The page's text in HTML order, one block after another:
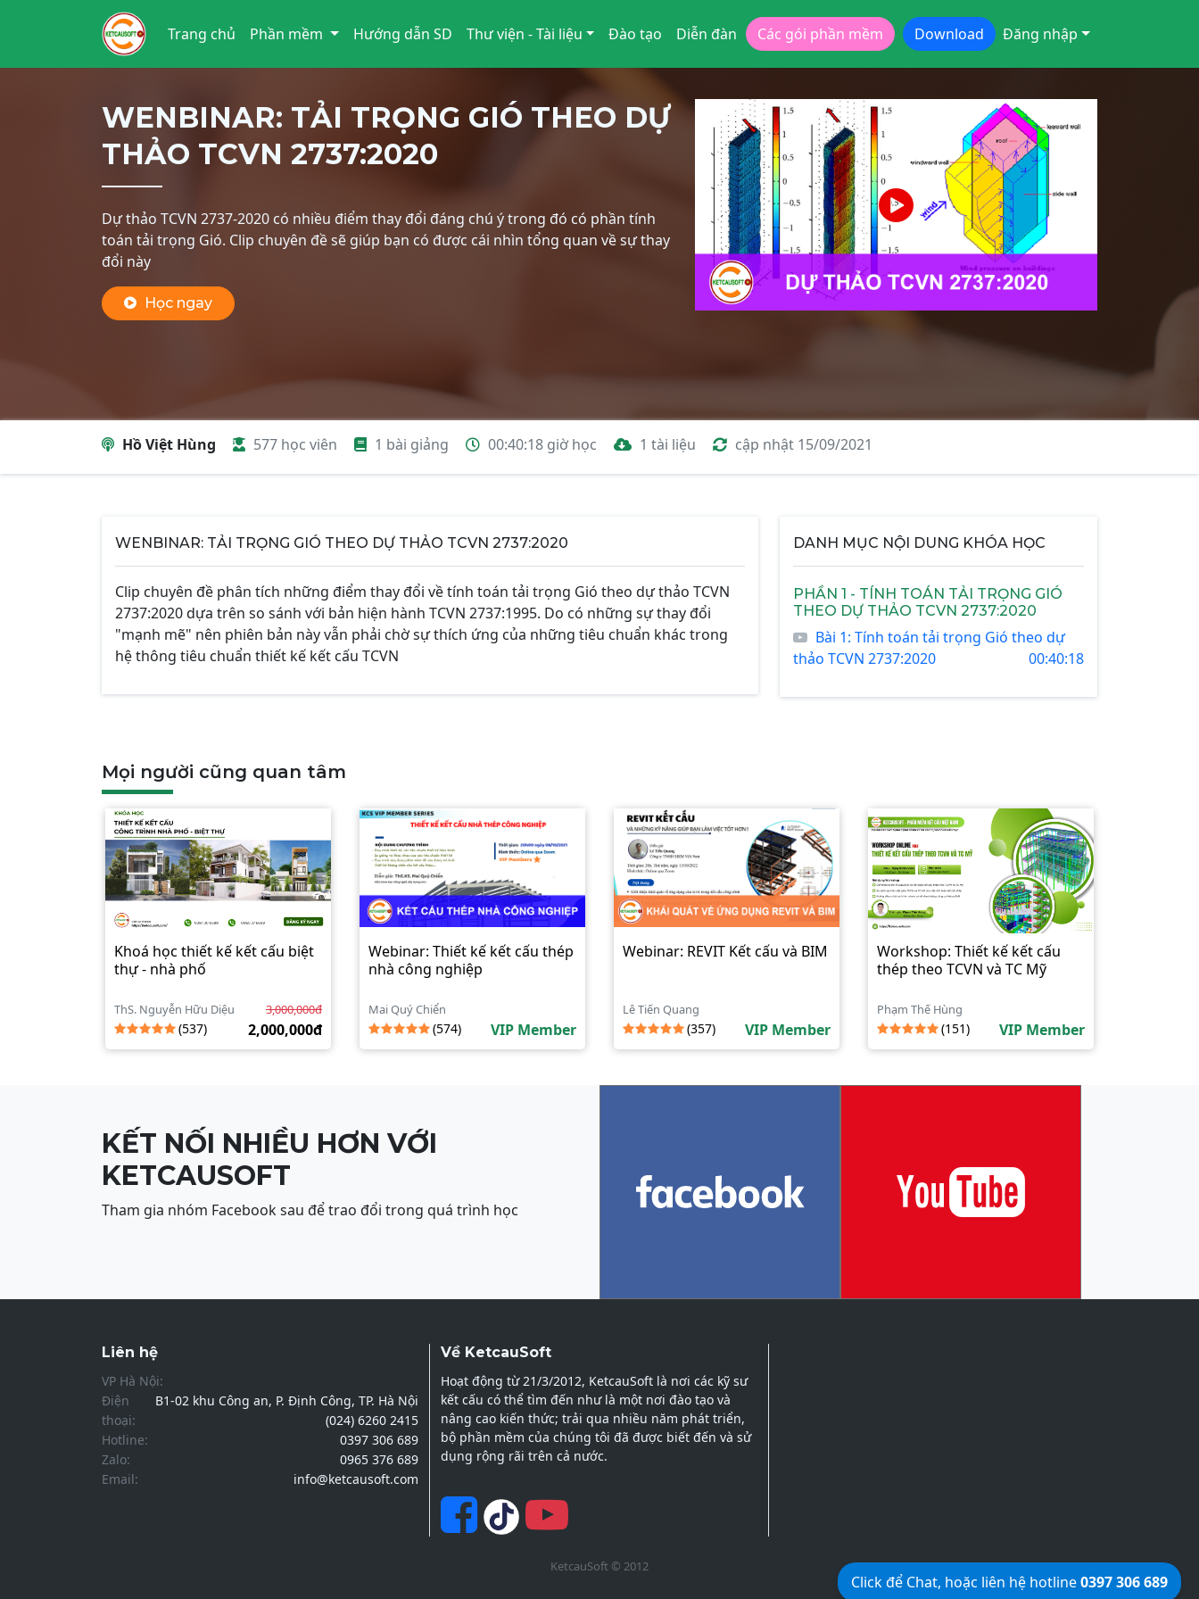
Trang chủ Phần mềm Hướng dẫn SD Thư viện - Tài liệu Đào tạo Diễn đàn Các gói phần mềm Download Đăng nhập
WENBINAR: TẢI TRỌNG GIÓ THEO DỰ
THẢO TCVN 2737:2020
Dự thảo TCVN 2737-2020 có nhiều điểm thay đổi đáng chú ý trong đó có phần tính
toán tải trọng Gió. Clip chuyên đề sẽ giúp bạn có được cái nhìn tổng quan về sự thay
đổi này
Học ngay
Hồ Việt Hùng 577 học viên 1 bài giảng 00:40:18 giờ học 1 tài liệu cập nhật 15/09/2021
WENBINAR: TẢI TRỌNG GIÓ THEO DỰ THẢO TCVN 2737:2020
Clip chuyên đề phân tích những điểm thay đổi về tính toán tải trọng Gió theo dự thảo TCVN
2737:2020 dựa trên so sánh với bản hiện hành TCVN 2737:1995. Do có những sự thay đổi
"mạnh mẽ" nên phiên bản này vẫn phải chờ sự thích ứng của những tiêu chuẩn khác trong
hệ thông tiêu chuẩn thiết kế kết cấu TCVN
DANH MỤC NỘI DUNG KHÓA HỌC
PHẦN 1 - TÍNH TOÁN TẢI TRỌNG GIÓ
THEO DỰ THẢO TCVN 2737:2020
Bài 1: Tính toán tải trọng Gió theo dự
thảo TCVN 2737:2020
00:40:18
Mọi người cũng quan tâm
Khoá học thiết kế kết cấu biệt
thự - nhà phố
ThS. Nguyễn Hữu Diệu 3,000,000đ
(537) 2,000,000đ
Webinar: Thiết kế kết cấu thép
nhà công nghiệp
Mai Quý Chiển
(574) VIP Member
Webinar: REVIT Kết cấu và BIM
Lê Tiến Quang
(357) VIP Member
Workshop: Thiết kế kết cấu
thép theo TCVN và TC Mỹ
Phạm Thế Hùng
(151) VIP Member
KẾT NỐI NHIỀU HƠN VỚI
KETCAUSOFT
Tham gia nhóm Facebook sau để trao đổi trong quá trình học
Liên hệ
VP Hà Nội:
B1-02 khu Công an, P. Định Công, TP. Hà Nội
Điện
thoại:
(024) 6260 2415
Hotline:
0397 306 689
Zalo:
0965 376 689
Email:
info@ketcausoft.com
Về KetcauSoft
Hoạt động từ 21/3/2012, KetcauSoft là nơi các kỹ sư
kết cấu có thể tìm đến như là một nơi đào tạo và
nâng cao kiến thức; trải qua nhiều năm phát triển,
bộ phần mềm của chúng tôi đã được biết đến và sử
dụng rộng rãi trên cả nước.
KetcauSoft © 2012
Click để Chat, hoặc liên hệ hotline0397 306 689